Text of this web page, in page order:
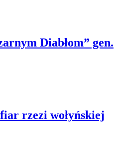
Diabłom” gen.
rzezi wołyńskiej